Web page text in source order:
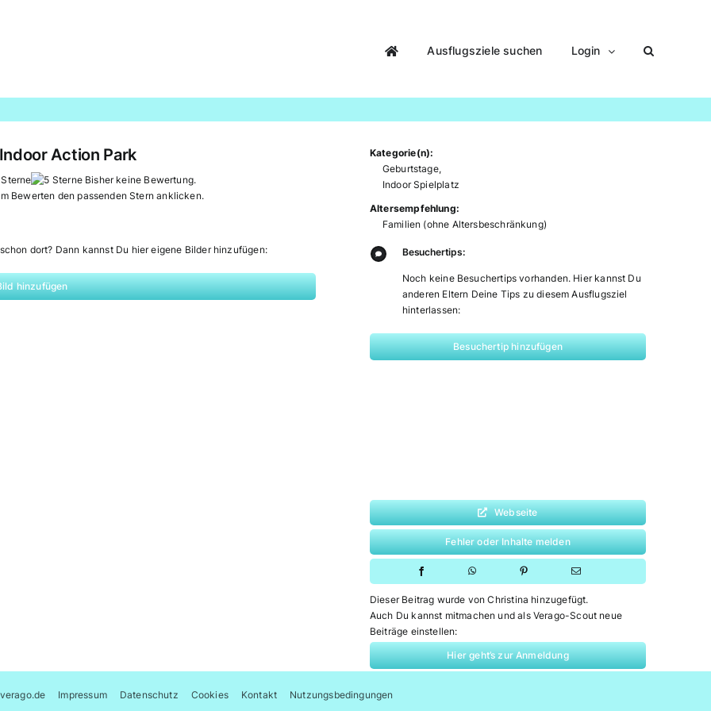
Ausflugsziele suchen Login
Action Park
Bisher keine Bewertung.
Bewerten den passenden Stern anklicken.
dort? Dann kannst Du hier eigene Bilder hinzufügen:
hinzufügen
Kategorie(n):
Geburtstage,
Indoor Spielplatz
Altersempfehlung:
Familien (ohne Altersbeschränkung)
Besuchertips:
Noch keine Besuchertips vorhanden. Hier kannst Du
anderen Eltern Deine Tips zu diesem Ausflugsziel
hinterlassen:
Besuchertip hinzufügen
Webseite
Fehler oder Inhalte melden
Dieser Beitrag wurde von Christina hinzugefügt.
Auch Du kannst mitmachen und als Verago-Scout neue
Beiträge einstellen:
Hier geht’s zur Anmeldung
verago.de Impressum Datenschutz Cookies Kontakt Nutzungsbedingungen